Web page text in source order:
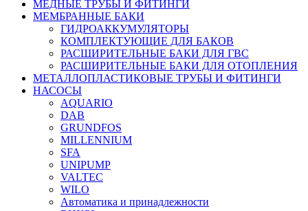
МЕДНЫЕ ТРУБЫ И ФИТИНГИ
МЕМБРАННЫЕ БАКИ
ГИДРОАККУМУЛЯТОРЫ
КОМПЛЕКТУЮЩИЕ ДЛЯ БАКОВ
РАСШИРИТЕЛЬНЫЕ БАКИ ДЛЯ ГВС
РАСШИРИТЕЛЬНЫЕ БАКИ ДЛЯ ОТОПЛЕНИЯ
МЕТАЛЛОПЛАСТИКОВЫЕ ТРУБЫ И ФИТИНГИ
НАСОСЫ
AQUARIO
DAB
GRUNDFOS
MILLENNIUM
SFA
UNIPUMP
VALTEC
WILO
Автоматика и принадлежности